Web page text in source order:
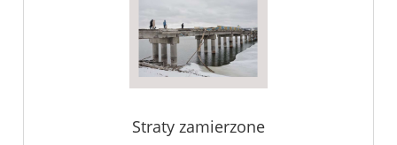
Straty zamierzone